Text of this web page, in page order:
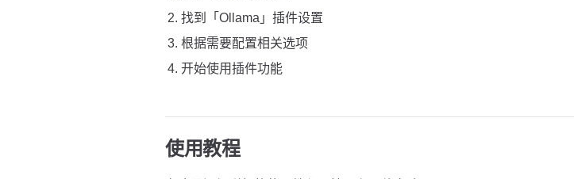
找到「Ollama」插件设置
根据需要配置相关选项
开始使用插件功能
使用教程